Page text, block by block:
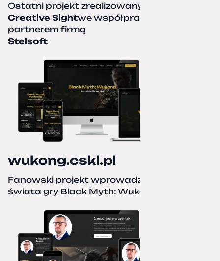
Ostatni projekt zrealizowany przez
Creative Sightwe współpracy z naszym
partnerem firmą
Stelsoft
wukong.cskl.pl
Fanowski projekt wprowadzający do
świata gry Black Myth: Wukong